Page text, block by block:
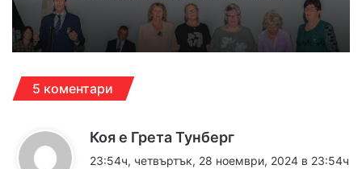
5 коментари
Коя е Грета Тунберг
23:54ч, четвъртък, 28 ноември, 2024 в 23:54ч